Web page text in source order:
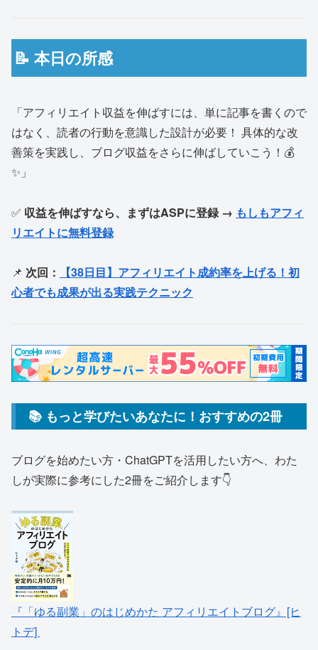
📝 本日の所感
「アフィリエイト収益を伸ばすには、単に記事を書くので
はなく、読者の行動を意識した設計が必要！ 具体的な改
善策を実践し、ブログ収益をさらに伸ばしていこう！💰
✨」
✅ 収益を伸ばすなら、まずはASPに登録 → もしもアフィ
リエイトに無料登録
📌 次回：
【38日目】アフィリエイト成約率を上げる！初
心者でも成果が出る実践テクニック
📚 もっと学びたいあなたに！おすすめの2冊
ブログを始めたい方・ChatGPTを活用したい方へ、わた
しが実際に参考にした2冊をご紹介します👇
『「ゆる副業」のはじめかた アフィリエイトブログ』[ヒ
トデ]